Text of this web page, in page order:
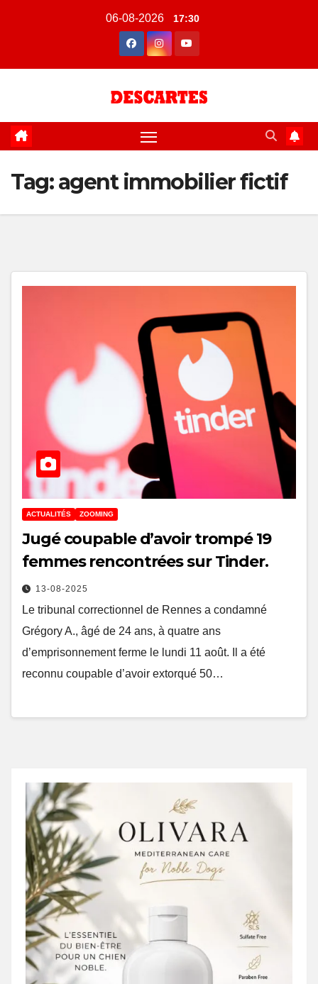
06-08-2026 17:30
Tag:agent immobilier fictif
ACTUALITÉS ZOOMING
Jugé coupable d’avoir trompé 19
femmes rencontrées sur Tinder.
13-08-2025
Le tribunal correctionnel de Rennes a condamné
Grégory A., âgé de 24 ans, à quatre ans
d’emprisonnement ferme le lundi 11 août. Il a été
reconnu coupable d’avoir extorqué 50…